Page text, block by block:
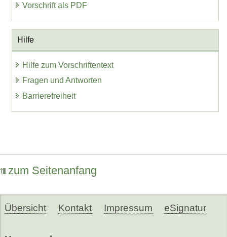
Vorschrift als PDF
Hilfe
Hilfe zum Vorschriftentext
Fragen und Antworten
Barrierefreiheit
zum Seitenanfang
Übersicht Kontakt Impressum eSignatur